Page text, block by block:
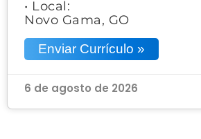
• Local:
Novo Gama, GO
Enviar Currículo »
6 de agosto de 2026